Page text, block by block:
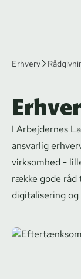
Erhverv
I Arbejdernes
ansvarlig
virksomhed -
række gode råd
digitalisering